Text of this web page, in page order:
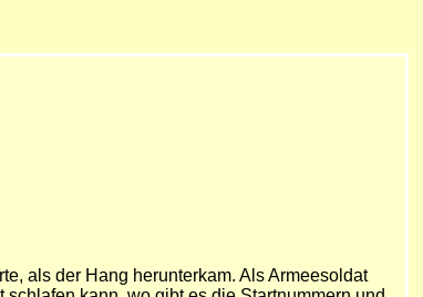
als der Hang herunterkam. Als Armeesoldat